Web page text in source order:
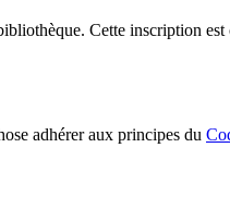
Cette inscription
adhérer aux principes du